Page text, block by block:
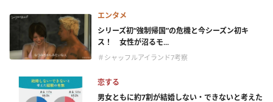
エンタメ
シリーズ初“強制帰国”の危機と今シーズン初キ
ス！ 女性が沼るモ...
＃シャッフルアイランド7考察
恋する
男女ともに約7割が結婚しない・できないと考えた